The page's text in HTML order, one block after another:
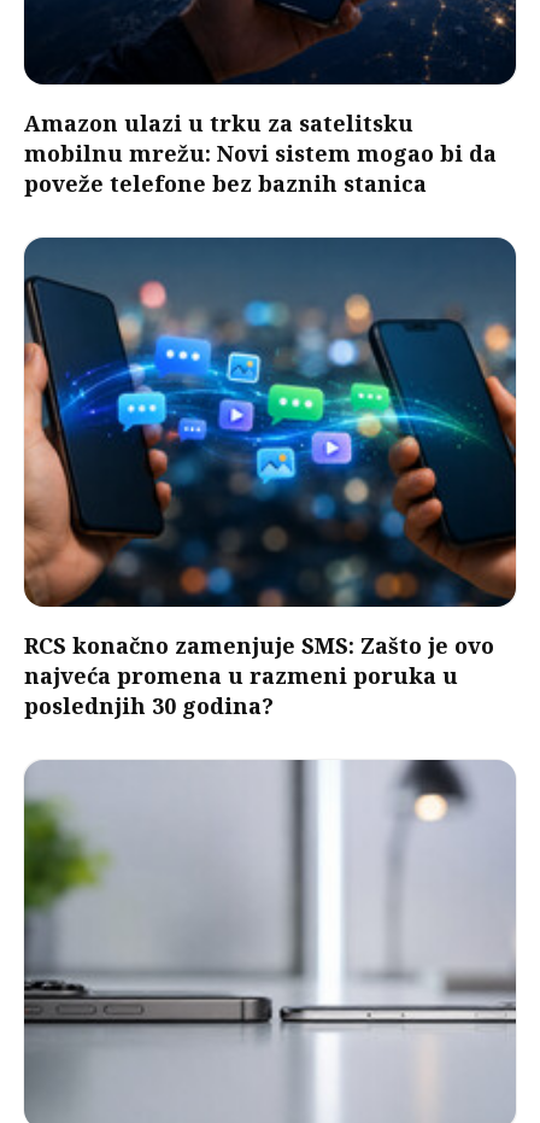
Amazon ulazi u trku za satelitsku
mobilnu mrežu: Novi sistem mogao bi da
poveže telefone bez baznih stanica
RCS konačno zamenjuje SMS: Zašto je ovo
najveća promena u razmeni poruka u
poslednjih 30 godina?